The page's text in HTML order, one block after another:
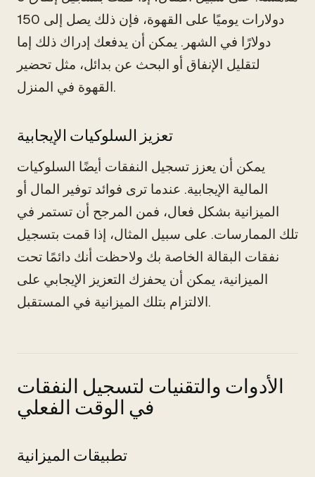
دولارات يوميًا على القهوة، فإن ذلك يصل إلى 150
دولارًا في الشهر. يمكن أن يدفعك إدراك ذلك إما
لتقليل الإنفاق أو البحث عن بدائل، مثل تحضير
القهوة في المنزل.
تعزيز السلوكيات الإيجابية
يمكن أن يعزز تسجيل النفقات أيضًا السلوكيات
المالية الإيجابية. عندما ترى فوائد توفير المال أو
الميزانية بشكل فعال، فمن المرجح أن تستمر في
تلك الممارسات. على سبيل المثال، إذا قمت بتسجيل
نفقات البقالة الخاصة بك ولاحظت أنك دائمًا تحت
الميزانية، يمكن أن يحفزك التعزيز الإيجابي على
الالتزام بتلك الميزانية في المستقبل.
الأدوات والتقنيات لتسجيل النفقات
في الوقت الفعلي
تطبيقات الميزانية